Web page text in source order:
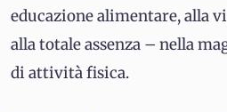
educazione alimentare, alla
alla totale assenza – nella
di attività fisica.